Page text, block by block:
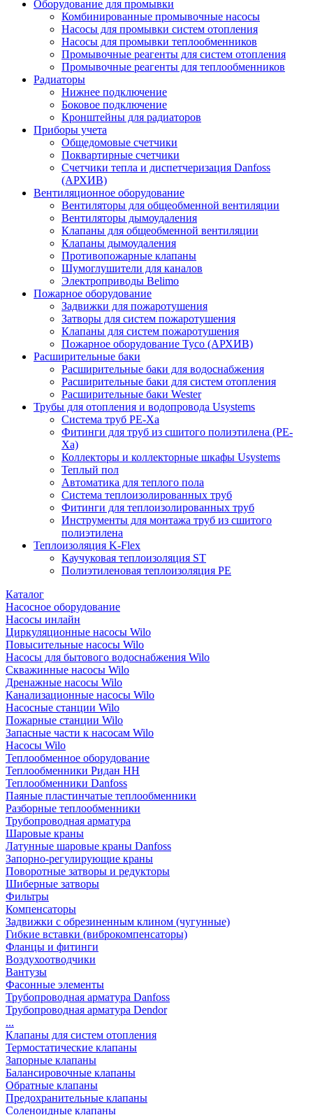
Оборудование для промывки
Комбинированные промывочные насосы
Насосы для промывки систем отопления
Насосы для промывки теплообменников
Промывочные реагенты для систем отопления
Промывочные реагенты для теплообменников
Радиаторы
Нижнее подключение
Боковое подключение
Кронштейны для радиаторов
Приборы учета
Общедомовые счетчики
Поквартирные счетчики
Счетчики тепла и диспетчеризация Danfoss
(АРХИВ)
Вентиляционное оборудование
Вентиляторы для общеобменной вентиляции
Вентиляторы дымоудаления
Клапаны для общеобменной вентиляции
Клапаны дымоудаления
Противопожарные клапаны
Шумоглушители для каналов
Электроприводы Belimo
Пожарное оборудование
Задвижки для пожаротушения
Затворы для систем пожаротушения
Клапаны для систем пожаротушения
Пожарное оборудование Tyco (АРХИВ)
Расширительные баки
Расширительные баки для водоснабжения
Расширительные баки для систем отопления
Расширительные баки Wester
Трубы для отопления и водопровода Usystems
Система труб PE-Xa
Фитинги для труб из сшитого полиэтилена (PE-
Xa)
Коллекторы и коллекторные шкафы Usystems
Теплый пол
Автоматика для теплого пола
Система теплоизолированных труб
Фитинги для теплоизолированных труб
Инструменты для монтажа труб из сшитого
полиэтилена
Теплоизоляция K-Flex
Каучуковая теплоизоляция ST
Полиэтиленовая теплоизоляция PE
Каталог
Насосное оборудование
Насосы инлайн
Циркуляционные насосы Wilo
Повысительные насосы Wilo
Насосы для бытового водоснабжения Wilo
Скважинные насосы Wilo
Дренажные насосы Wilo
Канализационные насосы Wilo
Насосные станции Wilo
Пожарные станции Wilo
Запасные части к насосам Wilo
Насосы Wilo
Теплообменное оборудование
Теплообменники Ридан НН
Теплообменники Danfoss
Паяные пластинчатые теплообменники
Разборные теплообменники
Трубопроводная арматура
Шаровые краны
Латунные шаровые краны Danfoss
Запорно-регулирующие краны
Поворотные затворы и редукторы
Шиберные затворы
Фильтры
Компенсаторы
Задвижки с обрезиненным клином (чугунные)
Гибкие вставки (виброкомпенсаторы)
Фланцы и фитинги
Воздухоотводчики
Вантузы
Фасонные элементы
Трубопроводная арматура Danfoss
Трубопроводная арматура Dendor
...
Клапаны для систем отопления
Термостатические клапаны
Запорные клапаны
Балансировочные клапаны
Обратные клапаны
Предохранительные клапаны
Соленоидные клапаны